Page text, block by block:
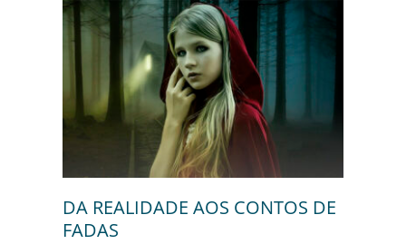
DA REALIDADE AOS CONTOS DE
FADAS